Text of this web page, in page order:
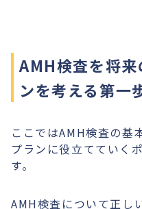
AMH検査を将
ンを考える第一
ここではAMH検査の基
プランに役立てていく
す。
AMH検査について正し